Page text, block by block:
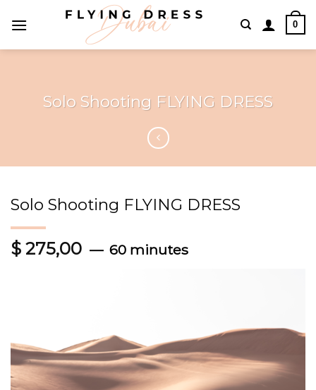
0
Solo Shooting FLYING DRESS
Solo Shooting FLYING DRESS
$ 275,00 60 minutes